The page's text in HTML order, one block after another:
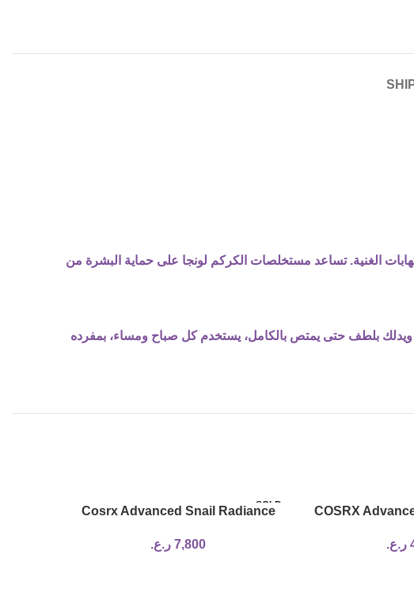
الغنية. تساعد مستخلصات الكركم لونجا على حماية البشرة من
إلى الخارج، ويدلك بلطف حتى يمتص بالكامل، يستخدم كل صباح ومساء، بمفرده
COSRX
ر.ع.
SOLD
OUT
Cosrx Advanced Snail Radiance
7,800 ر.ع.